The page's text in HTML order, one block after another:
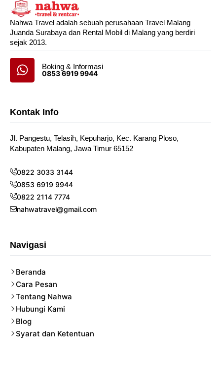
Nahwa Travel adalah sebuah perusahaan Travel Malang
Juanda Surabaya dan Rental Mobil di Malang yang berdiri
sejak 2013.
Boking & Informasi
0853 6919 9944
Kontak Info
Jl. Pangestu, Telasih, Kepuharjo, Kec. Karang Ploso,
Kabupaten Malang, Jawa Timur 65152
0822 3033 3144
0853 6919 9944
0822 2114 7774
nahwatravel@gmail.com
Navigasi
Beranda
Cara Pesan
Tentang Nahwa
Hubungi Kami
Blog
Syarat dan Ketentuan